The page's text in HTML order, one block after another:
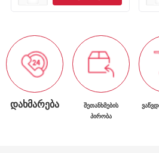
ᲓᲐᲮᲛᲐᲠᲔᲑᲐ
ᲨᲔᲗᲐᲜᲮᲛᲔᲑᲘᲡ
ᲞᲘᲠᲝᲑᲐ